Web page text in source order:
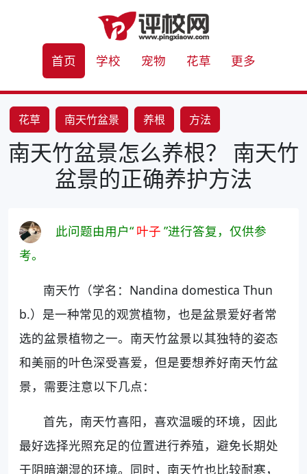
首页 学校 宠物 花草 更多
花草 南天竹盆景 养根 方法
南天竹盆景怎么养根？ 南天竹
盆景的正确养护方法
此问题由用户“ 叶子 ”进行答复，仅供参
考。
南天竹（学名：Nandina domestica Thun
b.）是一种常见的观赏植物，也是盆景爱好者常
选的盆景植物之一。南天竹盆景以其独特的姿态
和美丽的叶色深受喜爱，但是要想养好南天竹盆
景，需要注意以下几点：
首先，南天竹喜阳，喜欢温暖的环境，因此
最好选择光照充足的位置进行养殖，避免长期处
于阴暗潮湿的环境。同时，南天竹也比较耐寒，